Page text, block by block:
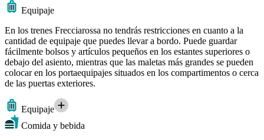
Equipaje
En los trenes Frecciarossa no tendrás restricciones en cuanto a la
cantidad de equipaje que puedes llevar a bordo. Puede guardar
fácilmente bolsos y artículos pequeños en los estantes superiores o
debajo del asiento, mientras que las maletas más grandes se pueden
colocar en los portaequipajes situados en los compartimentos o cerca
de las puertas exteriores.
Equipaje
Comida y bebida